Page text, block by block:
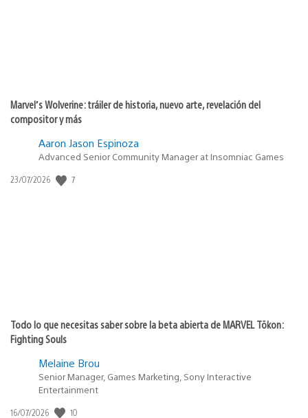
Marvel’s Wolverine: tráiler de historia, nuevo arte, revelación del
compositor y más
Aaron Jason Espinoza
Advanced Senior Community Manager at Insomniac Games
Fecha
23/07/2026 7
Todo lo que necesitas saber sobre la beta abierta de MARVEL Tōkon:
Fighting Souls
Melaine Brou
Senior Manager, Games Marketing, Sony Interactive
Entertainment
Fecha
16/07/2026 10